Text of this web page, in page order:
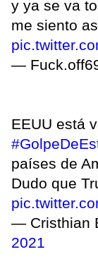
y ya se va
me siento
—
EEUU está
países de
Dudo que
— Cristhian
2021